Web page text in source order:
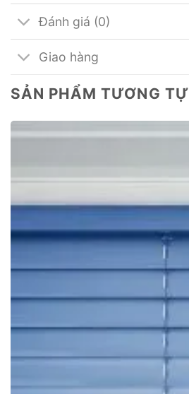
Đánh giá (0)
Giao hàng
SẢN PHẨM TƯƠNG TỰ